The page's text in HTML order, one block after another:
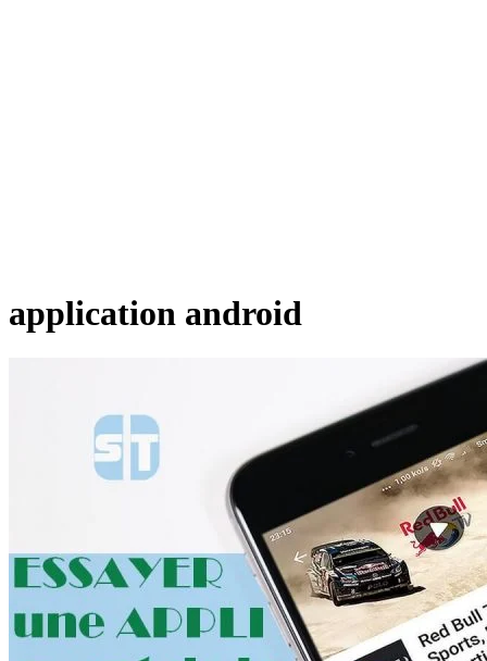
application android